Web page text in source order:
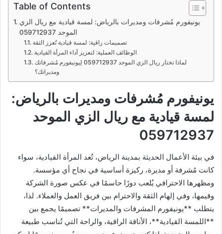
Table of Contents
يونيفورم مُشرفات ومديرات بالرياض: لمسة قيادية مع ريال الزي
الموحد 059712937
تصميمات راقية: لمسة قيادية تُعزز الثقة
الوظائف العملية: لتعزيز أداء المرأة القيادية
لماذا تختار ريال الزي الموحد 059712937 لِيونيفورم مُشرفاتك
ومديراتك؟
يونيفورم مُشرفات ومديرات بالرياض:
لمسة قيادية مع ريال الزي الموحد
059712937
في بيئة الأعمال الحديثة بمدينة الرياض، تُعد المرأة القيادية، سواء
كانت مُشرفة أو مديرة، ركيزة أساسية في نجاح أي مؤسسة.
ومظهرها الاحترافي يُلعب دورًا حاسمًا في عكس صورة الشركة
وقيمها، وفي إلهام الثقة والاحترام بين فريق العمل والعملاء. لذا،
يتطلب **يونيفورم المشرفات والمديرات** تصميمًا يجمع بين
**اللمسة القيادية**، الأناقة الراقية، والراحة التي تُناسب طبيعة